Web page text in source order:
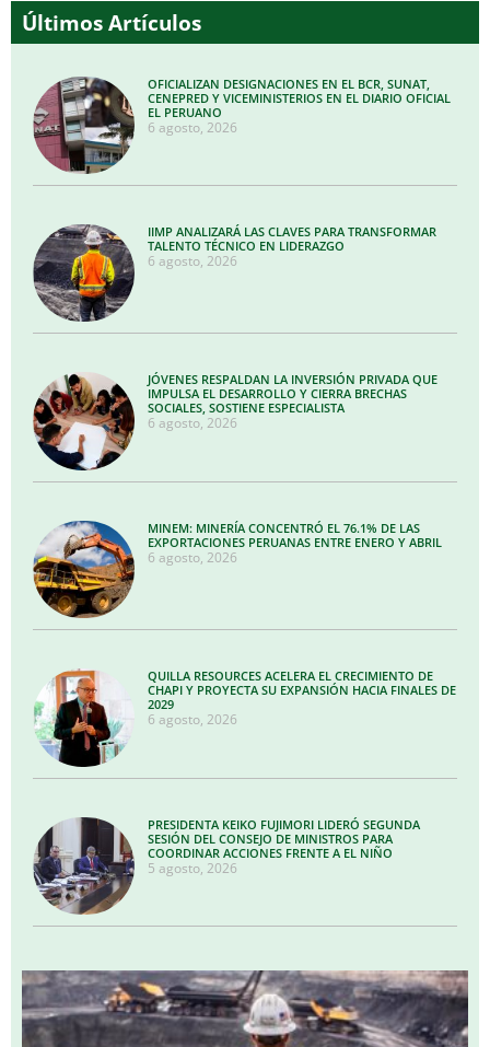
Últimos Artículos
OFICIALIZAN DESIGNACIONES EN EL BCR, SUNAT,
CENEPRED Y VICEMINISTERIOS EN EL DIARIO OFICIAL
EL PERUANO
6 agosto, 2026
IIMP ANALIZARÁ LAS CLAVES PARA TRANSFORMAR
TALENTO TÉCNICO EN LIDERAZGO
6 agosto, 2026
JÓVENES RESPALDAN LA INVERSIÓN PRIVADA QUE
IMPULSA EL DESARROLLO Y CIERRA BRECHAS
SOCIALES, SOSTIENE ESPECIALISTA
6 agosto, 2026
MINEM: MINERÍA CONCENTRÓ EL 76.1% DE LAS
EXPORTACIONES PERUANAS ENTRE ENERO Y ABRIL
6 agosto, 2026
QUILLA RESOURCES ACELERA EL CRECIMIENTO DE
CHAPI Y PROYECTA SU EXPANSIÓN HACIA FINALES DE
2029
6 agosto, 2026
PRESIDENTA KEIKO FUJIMORI LIDERÓ SEGUNDA
SESIÓN DEL CONSEJO DE MINISTROS PARA
COORDINAR ACCIONES FRENTE A EL NIÑO
5 agosto, 2026